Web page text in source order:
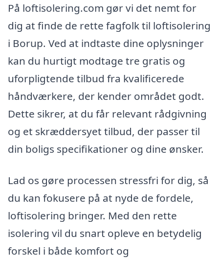
På loftisolering.com gør vi det nemt for
dig at finde de rette fagfolk til loftisolering
i Borup. Ved at indtaste dine oplysninger
kan du hurtigt modtage tre gratis og
uforpligtende tilbud fra kvalificerede
håndværkere, der kender området godt.
Dette sikrer, at du får relevant rådgivning
og et skræddersyet tilbud, der passer til
din boligs specifikationer og dine ønsker.
Lad os gøre processen stressfri for dig, så
du kan fokusere på at nyde de fordele,
loftisolering bringer. Med den rette
isolering vil du snart opleve en betydelig
forskel i både komfort og